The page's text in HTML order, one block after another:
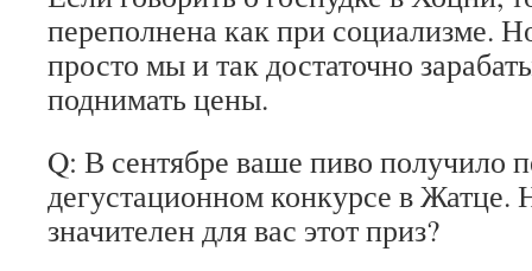
переполнена как при социализме.
просто мы и так достаточно
поднимать цены.
Q: В сентябре ваше пиво получило
дегустационном конкурсе в Жатце.
значителен для вас этот приз?